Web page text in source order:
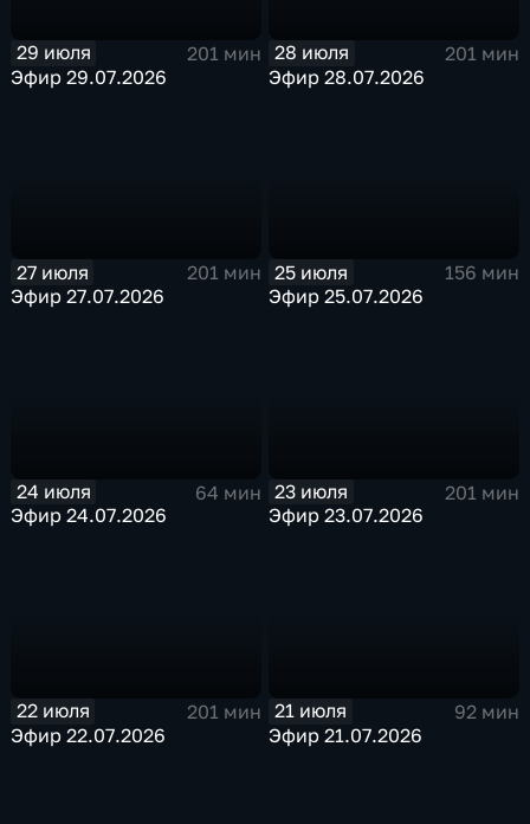
29 июля
201 мин
Эфир 29.07.2026
28 июля
201 мин
Эфир 28.07.2026
27 июля
201 мин
Эфир 27.07.2026
25 июля
156 мин
Эфир 25.07.2026
24 июля
64 мин
Эфир 24.07.2026
23 июля
201 мин
Эфир 23.07.2026
22 июля
201 мин
Эфир 22.07.2026
21 июля
92 мин
Эфир 21.07.2026